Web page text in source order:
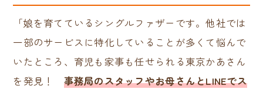
「娘を育てているシングルファザーです。他社では
一部のサービスに特化していることが多くて悩んで
いたところ、育児も家事も任せられる東京かあさん
を発見！ 事務局のスタッフやお母さんとLINEでス